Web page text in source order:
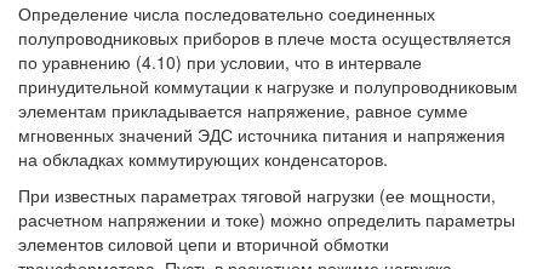
Определение числа последовательно соединенных
полупроводниковых приборов в плече моста осуществляется
по уравнению (4.10) при условии, что в интервале
принудительной коммутации к нагрузке и полупроводниковым
элементам прикладывается напряжение, равное сумме
мгновенных значений ЭДС источника питания и напряжения
на обкладках коммутирующих конденсаторов.
При известных параметрах тяговой нагрузки (ее мощности,
расчетном напряжении и токе) можно определить параметры
элементов силовой цепи и вторичной обмотки